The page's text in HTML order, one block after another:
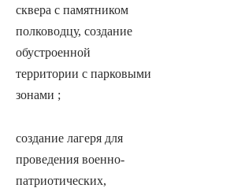
сквера с памятником
полководцу, создание
обустроенной
территории с парковыми
зонами ;
создание лагеря для
проведения военно-
патриотических,